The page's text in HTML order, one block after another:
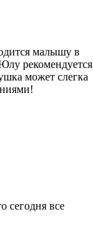
малышу в
рекомендуется
может слегка
сегодня все